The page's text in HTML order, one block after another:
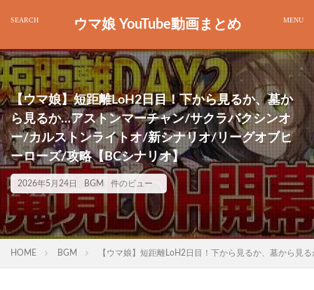
ウマ娘 YouTube動画まとめ
【ウマ娘】短距離LoH2日目！下から見るか、墓か
ら見るか…アストンマーチャン/サクラバクシンオ
ー/カルストンライトオ/新シナリオ/リーグオブヒ
ーローズ/攻略【BCシナリオ】
2026年5月24日 BGM 件のビュー
HOME BGM 【ウマ娘】短距離LoH2日目！下から見るか、墓から